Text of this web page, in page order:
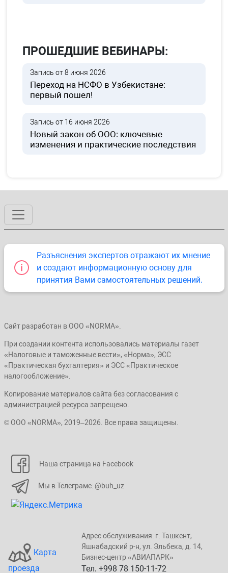
ПРОШЕДШИЕ ВЕБИНАРЫ:
Запись от 8 июня 2026
Переход на НСФО в Узбекистане:
первый пошел!
Запись от 16 июня 2026
Новый закон об ООО: ключевые
изменения и практические последствия
Разъяснения экспертов отражают их мнение
и создают информационную основу для
принятия Вами самостоятельных решений.
Сайт разработан в ООО «NORMA».
При создании контента использовались материалы газет
«Налоговые и таможенные вести», «Норма», ЭСС
«Практическая бухгалтерия» и ЭСС «Практическое
налогообложение».
Копирование материалов сайта без согласования с
администрацией ресурса запрещено.
© ООО «NORMA», 2019–2026. Все права защищены.
Наша страница на Facebook
Мы в Телеграме: @buh_uz
Карта
проезда
Адрес обслуживания: г. Taшкент,
Яшнaбaдский p-н, yл. Эльбeка, д. 14,
Бизнеc-центp «ABИАПAPК»
Тел. +998 78 150-11-72